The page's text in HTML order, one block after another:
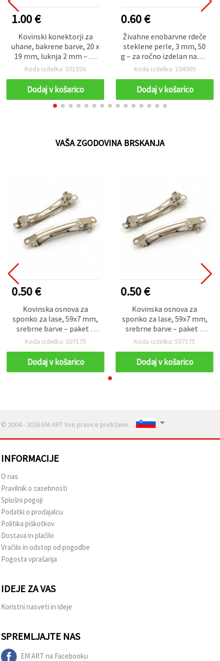
1.00 €
Kovinski konektorji za
uhane, bakrene barve, 20 x
19 mm, luknja 2 mm – 50
kosov | DIY material za
niklja (NF)
Koda izdelka: 501556
Dodaj v košarico
0.60 €
Živahne enobarvne rdeče
steklene perle, 3 mm, 50
g – za ročno izdelan nakit,
praznične motive in
Koda izdelka: 104009
Dodaj v košarico
VAŠA ZGODOVINA BRSKANJA
0.50 €
Kovinska osnova za
sponko za lase, 59x7 mm,
srebrne barve – paket 5
kosov
Koda izdelka: 507175
Dodaj v košarico
0.50 €
Kovinska osnova za
sponko za lase, 59x7 mm,
srebrne barve – paket 5
kosov
Koda izdelka: 507175
Dodaj v košarico
© 2004 - 2026 EM ART Vse pravice pridržane..
INFORMACIJE
O nas
Pravilnik o zasebnosti
Splošni pogoji
Podatki o prodajalcu
Politika piškotkov
Dostava in plačilo
Vračilo in odstop od pogodbe
Pogosta vprašanja
IDEJE ZA VAS
Koristni nasveti in ideje
SPREMLJAJTE NAS
EM ART na Facebooku